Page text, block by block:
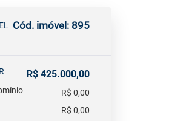
Cód. imóvel: 895
R$ 425.000,00
R$ 0,00
R$ 0,00